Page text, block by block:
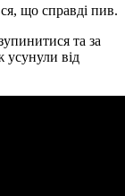
що справді пив.
та за
усунули від